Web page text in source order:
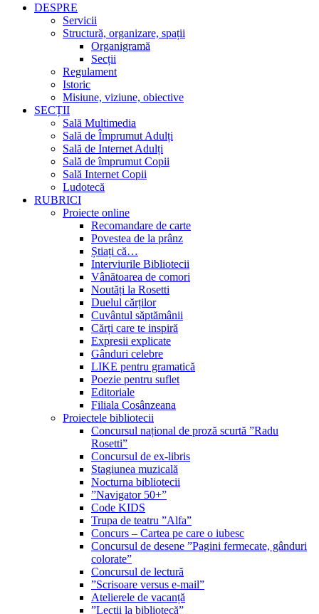
DESPRE
Servicii
Structură, organizare, spații
Organigramă
Secții
Regulament
Istoric
Misiune, viziune, obiective
SECȚII
Sală Multimedia
Sală de Împrumut Adulți
Sală de Internet Adulți
Sală de împrumut Copii
Sală Internet Copii
Ludotecă
RUBRICI
Proiecte online
Recomandare de carte
Povestea de la prânz
Știați că…
Interviurile Bibliotecii
Vânătoarea de comori
Noutăți la Rosetti
Duelul cărților
Cuvântul săptămânii
Cărți care te inspiră
Expresii explicate
Gânduri celebre
LIKE pentru gramatică
Poezie pentru suflet
Editoriale
Filiala Cosânzeana
Proiectele bibliotecii
Concursul național de proză scurtă ”Radu
Rosetti”
Concursul de ex-libris
Stagiunea muzicală
Nocturna bibliotecii
”Navigator 50+”
Code KIDS
Trupa de teatru ”Alfa”
Concurs – Cartea pe care o iubesc
Concursul de desene ”Pagini fermecate, gânduri
colorate”
Concursul de lectură
”Scrisoare versus e-mail”
Atelierele de vacanță
”Lecții la bibliotecă”